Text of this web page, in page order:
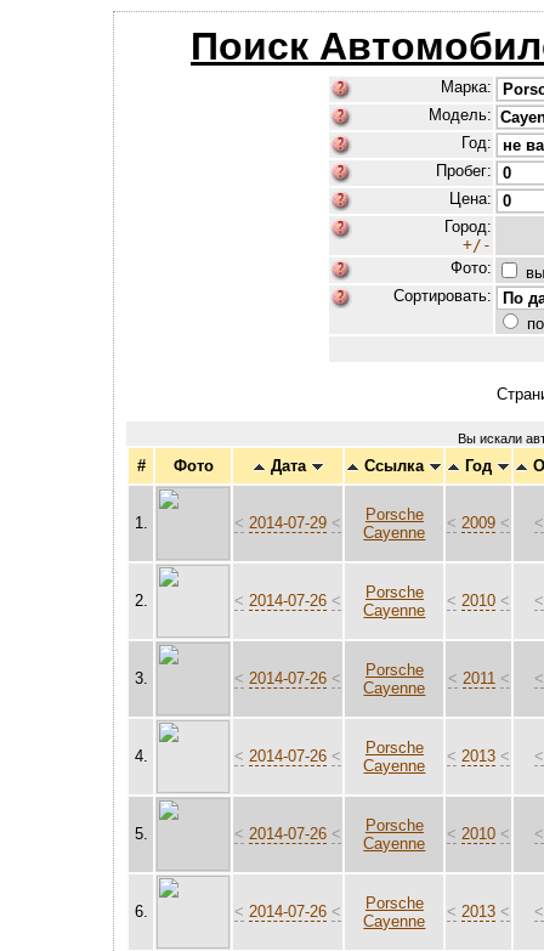
Поиск
Марка:
Модель:
Год:
Пробег:
Цена:
Город:
+/-
Фото:
Сортировать:
Вы искали
# Фото Дата Ссылка Год
1. < 2014-07-29 <
Porsche
Cayenne
< 2009 < <
2. < 2014-07-26 <
Porsche
Cayenne
< 2010 < <
3. < 2014-07-26 <
Porsche
Cayenne
< 2011 < <
4. < 2014-07-26 <
Porsche
Cayenne
< 2013 < <
5. < 2014-07-26 <
Porsche
Cayenne
< 2010 < <
6. < 2014-07-26 <
Porsche
Cayenne
< 2013 < <